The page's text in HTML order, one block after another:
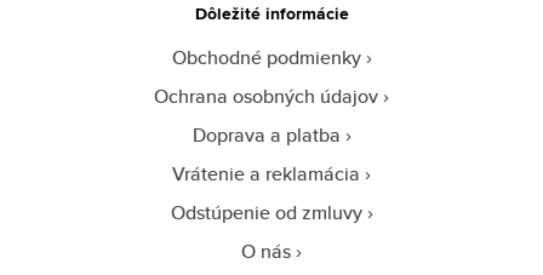
Dôležité informácie
Obchodné podmienky
Ochrana osobných údajov
Doprava a platba
Vrátenie a reklamácia
Odstúpenie od zmluvy
O nás